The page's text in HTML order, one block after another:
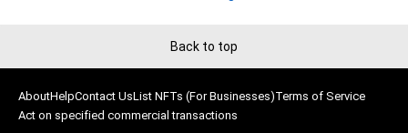
Back to top
AboutHelpContact UsList NFTs (For Businesses)Terms of Service
Act on specified commercial transactions